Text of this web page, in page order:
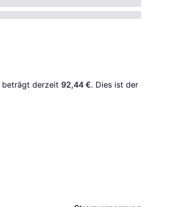
beträgt derzeit 92,44 €. Dies ist der